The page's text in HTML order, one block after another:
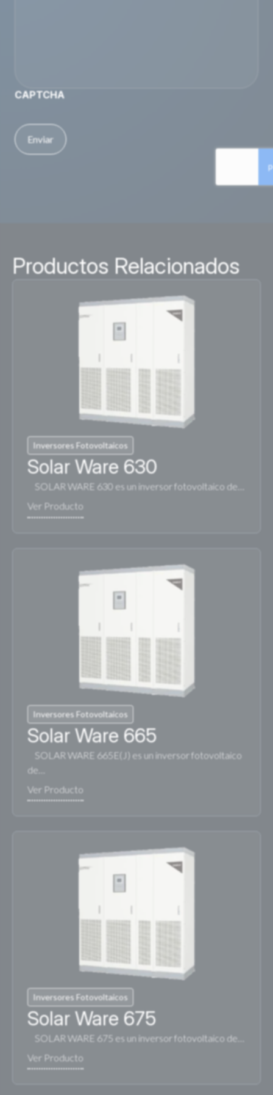
CAPTCHA
Productos Relacionados
Inversores Fotovoltaicos
Solar Ware 630
SOLAR WARE 630 es un inversor fotovoltaico de…
Inversores Fotovoltaicos
Solar Ware 665
SOLAR WARE 665E(J) es un inversor fotovoltaico
de…
Inversores Fotovoltaicos
Solar Ware 675
SOLAR WARE 675 es un inversor fotovoltaico de…